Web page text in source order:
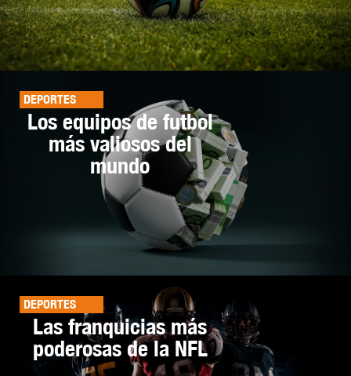
DEPORTES
Los equipos de futbol
más valiosos del
mundo
DEPORTES
Las franquicias más
poderosas de la NFL